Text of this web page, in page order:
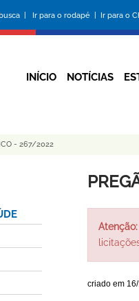
| Ir para o rodapé | Ir para o
INÍCIO NOTÍCIAS
- 267/2022
Atenção:
criado em